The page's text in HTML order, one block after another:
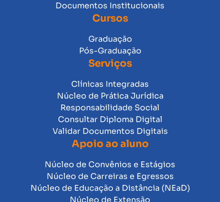
Documentos Institucionais
Cursos
Graduação
Pós-Graduação
Serviços
Clínicas Integradas
Núcleo de Prática Jurídica
Responsabilidade Social
Consultar Diploma Digital
Validar Documentos Digitais
Apoio ao aluno
Núcleo de Convênios e Estágios
Núcleo de Carreiras e Egressos
Núcleo de Educação a Distância (NEaD)
Núcleo de Extensão